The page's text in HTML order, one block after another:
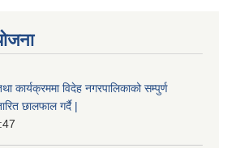
कार्यक्रममा विदेह नगरपालिकाको सम्पुर्ण
छालफाल गर्दै |